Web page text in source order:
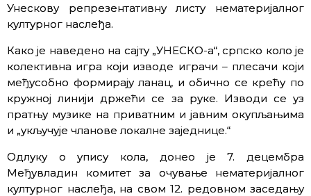
Унескову репрезентативну листу нематеријалног
културног наслеђа.
Како је наведено на сајту „УНЕСКО-а“, српско коло је
колективна игра који изводе играчи – плесачи који
међусобно формирају ланац, и обично се крећу по
кружној линији држећи се за руке. Изводи се уз
пратњу музике на приватним и јавним окупљањима
и „укључује чланове локалне заједнице.“
Одлуку о упису кола, донео је 7. децембра
Међувладин комитет за очување нематеријалног
културног наслеђа, на свом 12. редовном заседању